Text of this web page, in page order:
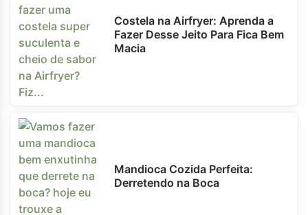
Costela na Airfryer: Aprenda a
Fazer Desse Jeito Para Fica Bem
Macia
Mandioca Cozida Perfeita:
Derretendo na Boca